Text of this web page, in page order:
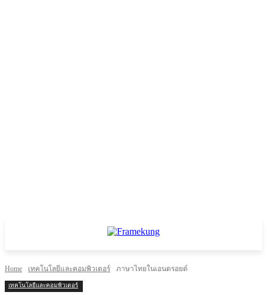
Home เทคโนโลยีและคอมพิวเตอร์ ภาษาไทยในเอนดรอยด์
เทคโนโลยีและคอมพิวเตอร์